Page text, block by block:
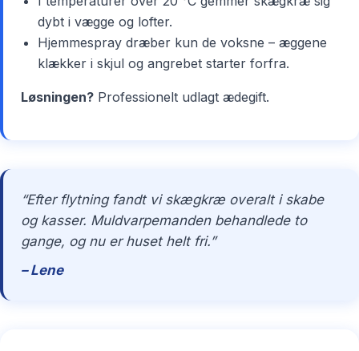
dybt i vægge og lofter.
Hjemmespray dræber kun de voksne – æggene
klækker i skjul og angrebet starter forfra.
Løsningen? Professionelt udlagt ædegift.
“Efter flytning fandt vi skægkræ overalt i skabe
og kasser. Muldvarpemanden behandlede to
gange, og nu er huset helt fri.”
– Lene